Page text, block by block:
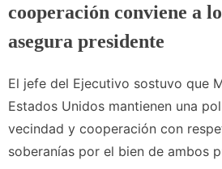
cooperación conviene a
asegura presidente
El jefe del Ejecutivo sostuvo que
Estados Unidos mantienen una
vecindad y cooperación con
soberanías por el bien de ambos